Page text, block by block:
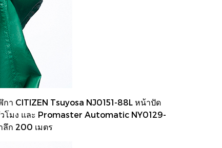
า CITIZEN Tsuyosa NJ0151-88L หน้าปัด
วโมง และ Promaster Automatic NY0129-
ลึก 200 เมตร